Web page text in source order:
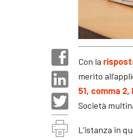
Con la
merito
51, comma
Società
L’istanza in